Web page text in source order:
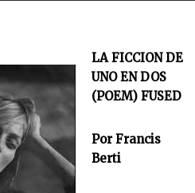
LA FICCION DE
UNO EN DOS
(POEM) FUSED
Por Francis
Berti